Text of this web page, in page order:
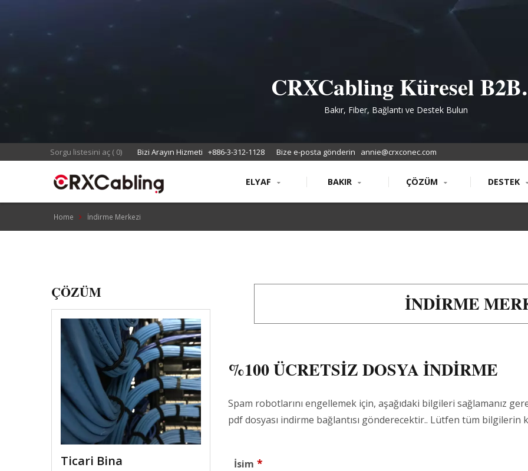
CRXCabling Küresel B2B
Alıcıları için Yapılandırılmış
Kablo Ürünleri
Bakır, Fiber, Bağlantı ve Destek Bulun
Sorgu listesini aç ( 0) Bizi Arayın Hizmeti +886-3-312-1128 Bize e-posta gönderin annie@crxconec.com
ELYAF BAKIR ÇÖZÜM DESTEK
Home İndirme Merkezi
ÇÖZÜM
Ticari Bina
İNDIRME
%100 ÜCRETSIZ DOSYA INDIRME
Spam robotlarını engellemek için, aşağıdaki bilgileri sağlamanız
pdf dosyası indirme bağlantısı gönderecektir.. Lütfen tüm bilgilerin
İsim *